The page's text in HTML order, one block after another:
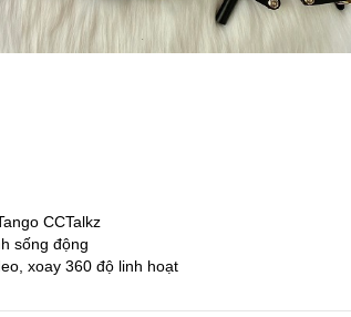
CCTalkz
sống động
xoay 360 độ linh hoạt